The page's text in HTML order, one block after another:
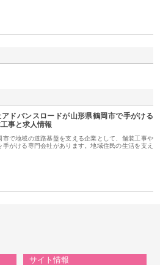
ドバンスロードが山形県鶴岡市で手がける
事と求人情報
市で地域の道路基盤を支える企業として、舗装工事や
手がける専門会社があります。地域住民の生活を支え
サイト情報